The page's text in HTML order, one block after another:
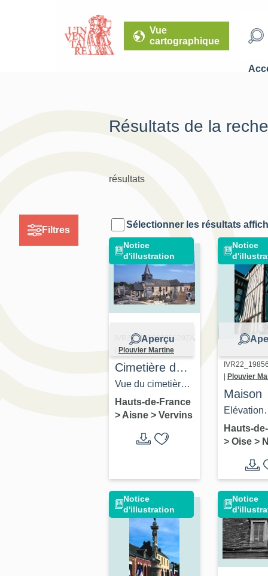
Vue
cartographique
Filtres
Résultats de la
résultats
Sélectionner les résultats
Notice
d'illustration
Aperçu
IVR22_19980205529ZA
Plouvier Martine
Cimetière de
Vervins
Vue du cimetière,
au premier plan
de l'église Sainte-
Hauts-de-France
> Aisne > Vervins
Notice
Plouvier
Maison
Elévation
de
oeuvre.
Hauts-
> Oise >
Notice
d'illustration
Notice